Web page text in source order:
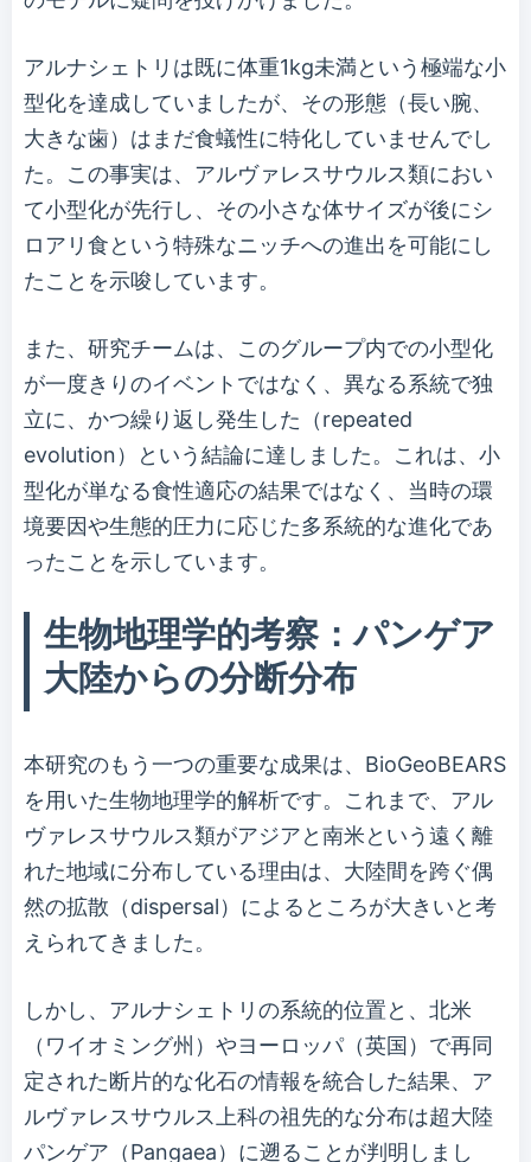
アルナシェトリは既に体重1kg未満という極端な小
型化を達成していましたが、その形態（長い腕、
大きな歯）はまだ食蟻性に特化していませんでし
た。この事実は、アルヴァレスサウルス類におい
て小型化が先行し、その小さな体サイズが後にシ
ロアリ食という特殊なニッチへの進出を可能にし
たことを示唆しています。
また、研究チームは、このグループ内での小型化
が一度きりのイベントではなく、異なる系統で独
立に、かつ繰り返し発生した（repeated
evolution）という結論に達しました。これは、小
型化が単なる食性適応の結果ではなく、当時の環
境要因や生態的圧力に応じた多系統的な進化であ
ったことを示しています。
生物地理学的考察：パンゲア
大陸からの分断分布
本研究のもう一つの重要な成果は、BioGeoBEARS
を用いた生物地理学的解析です。これまで、アル
ヴァレスサウルス類がアジアと南米という遠く離
れた地域に分布している理由は、大陸間を跨ぐ偶
然の拡散（dispersal）によるところが大きいと考
えられてきました。
しかし、アルナシェトリの系統的位置と、北米
（ワイオミング州）やヨーロッパ（英国）で再同
定された断片的な化石の情報を統合した結果、ア
ルヴァレスサウルス上科の祖先的な分布は超大陸
パンゲア（Pangaea）に遡ることが判明しまし